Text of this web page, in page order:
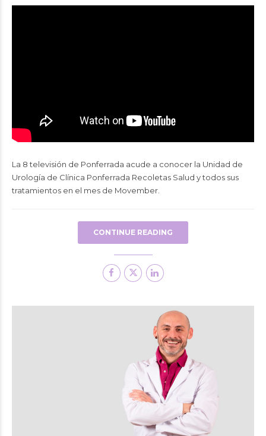
La 8 televisión de Ponferrada acude a conocer la Unidad de
Urología de Clínica Ponferrada Recoletas Salud y todos sus
tratamientos en el mes de Movember.
CONTINUE READING